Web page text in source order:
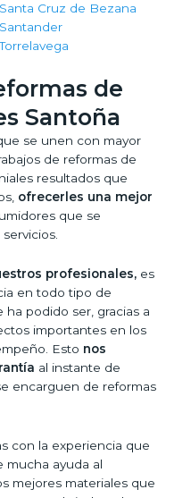
Santa Cruz de Bezana
Santander
de
Santoña
se unen con mayor
de reformas de
resultados que
ofrecerles una mejor
que se
profesionales, es
en todo tipo de
podido ser, gracias a
importantes en los
Esto nos
al instante de
encarguen de reformas
con la experiencia que
mucha ayuda al
mejores materiales que